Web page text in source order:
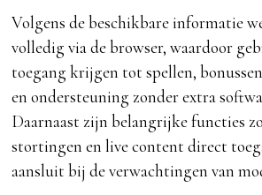
Volgens de beschikbare informatie
volledig via de browser, waardoor
toegang krijgen tot spellen,
en ondersteuning zonder extra
Daarnaast zijn belangrijke functies
stortingen en live content direct
aansluit bij de verwachtingen van